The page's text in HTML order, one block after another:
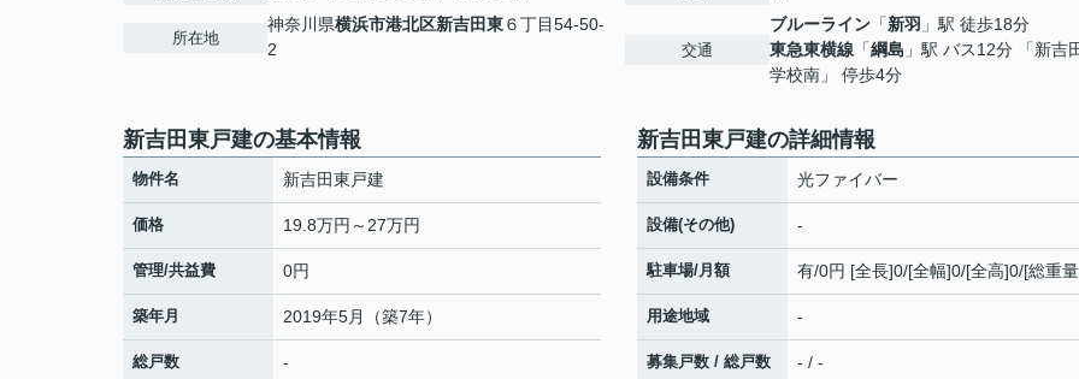
所在地
神奈川県横浜市港北区新吉田東６丁目54-50-
2
交通
ブルーライン 「新羽 」駅 徒歩18分
東急東横線 「綱島 」駅 バス12分 「新吉
学校南」 停歩4分
新吉田東戸建の基本情報
物件名 新吉田東戸建
価格 19.8万円～27万円
管理/共益費 0円
築年月 2019年5月（築7年）
総戸数 -
新吉田東戸建の詳細情報
設備条件 光ファイバー
設備(その他) -
駐車場/月額 有/0円 [全長]0/[全幅]0/[全高]0/[総重
用途地域 -
募集戸数 / 総戸数 - / -